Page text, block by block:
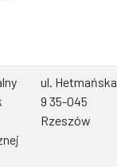
ul. Hetmańska
9 35-045
Rzeszów